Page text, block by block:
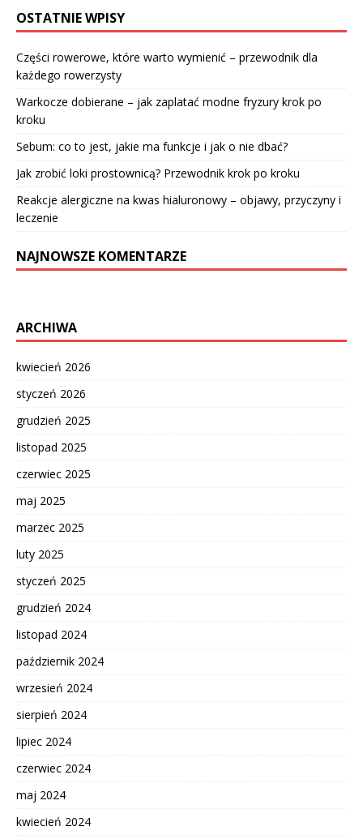
OSTATNIE WPISY
Części rowerowe, które warto wymienić – przewodnik dla
każdego rowerzysty
Warkocze dobierane – jak zaplatać modne fryzury krok po
kroku
Sebum: co to jest, jakie ma funkcje i jak o nie dbać?
Jak zrobić loki prostownicą? Przewodnik krok po kroku
Reakcje alergiczne na kwas hialuronowy – objawy, przyczyny i
leczenie
NAJNOWSZE KOMENTARZE
ARCHIWA
kwiecień 2026
styczeń 2026
grudzień 2025
listopad 2025
czerwiec 2025
maj 2025
marzec 2025
luty 2025
styczeń 2025
grudzień 2024
listopad 2024
październik 2024
wrzesień 2024
sierpień 2024
lipiec 2024
czerwiec 2024
maj 2024
kwiecień 2024